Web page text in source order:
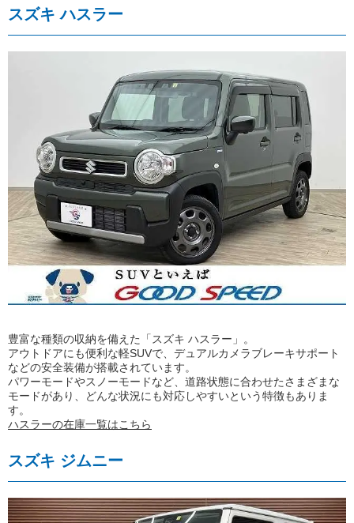
スズキ ハスラー
豊富な種類の収納を備えた「スズキ ハスラー」。
アウトドアにも便利な軽SUVで、デュアルカメラブレーキサポート
などの安全装備が搭載されています。
パワーモードやスノーモードなど、道路状態に合わせたさまざまな
モードがあり、どんな状況にも対応しやすいという特徴もありま
す。
ハスラーの在庫一覧はこちら
スズキ ジムニー